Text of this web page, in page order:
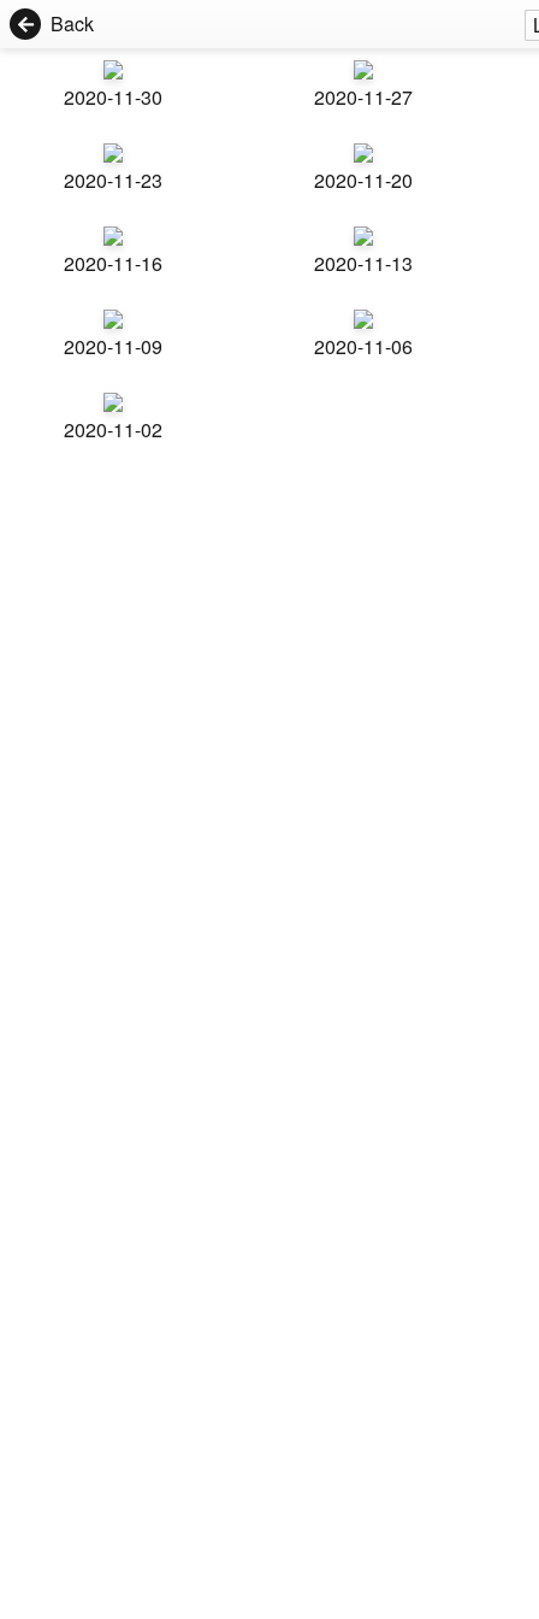
Back
2020-11-30 2020-11-27
2020-11-23 2020-11-20
2020-11-16 2020-11-13
2020-11-09 2020-11-06
2020-11-02